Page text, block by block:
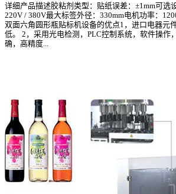
详细产品描述胶粘剂类型：贴纸误差：±1mm可选
220V / 380V最大标签外径：330mm电机功率：
双面六角圆形瓶贴标机设备的优点1，进口电器元
低。 2，采用光电检测，PLC控制系统，软件操作
确，高精度...